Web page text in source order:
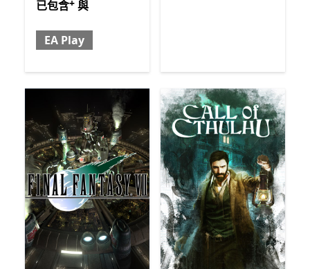
已包含 與 EA Play
已包含+ 與
EA Play